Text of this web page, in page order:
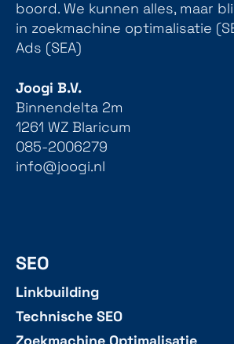
boord. We kunnen alles, maar
in zoekmachine optimalisatie
Ads (SEA)
Joogi B.V.
Binnendelta 2m
1261 WZ Blaricum
085-2006279
info@joogi.nl
SEO
Linkbuilding
Technische SEO